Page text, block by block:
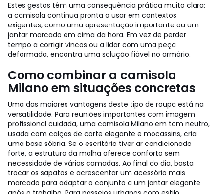
Estes gestos têm uma consequência prática muito clara:
a camisola continua pronta a usar em contextos
exigentes, como uma apresentação importante ou um
jantar marcado em cima da hora. Em vez de perder
tempo a corrigir vincos ou a lidar com uma peça
deformada, encontra uma solução fiável no armário.
Como combinar a camisola
Milano em situações concretas
Uma das maiores vantagens deste tipo de roupa está na
versatilidade. Para reuniões importantes com imagem
profissional cuidada, uma camisola Milano em tom neutro,
usada com calças de corte elegante e mocassins, cria
uma base sóbria. Se o escritório tiver ar condicionado
forte, a estrutura da malha oferece conforto sem
necessidade de várias camadas. Ao final do dia, basta
trocar os sapatos e acrescentar um acessório mais
marcado para adaptar o conjunto a um jantar elegante